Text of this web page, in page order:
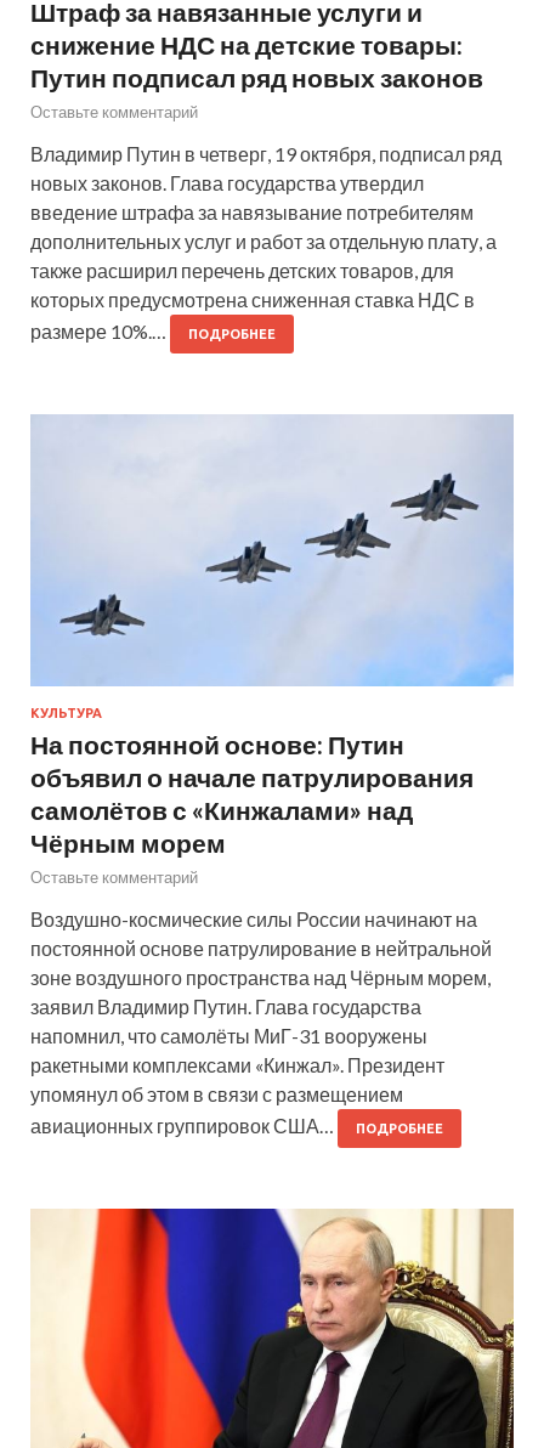
Штраф за навязанные услуги и
снижение НДС на детские товары:
Путин подписал ряд новых законов
Оставьте комментарий
Владимир Путин в четверг, 19 октября, подписал ряд
новых законов. Глава государства утвердил
введение штрафа за навязывание потребителям
дополнительных услуг и работ за отдельную плату, а
также расширил перечень детских товаров, для
которых предусмотрена сниженная ставка НДС в
размере 10%.…
ПОДРОБНЕЕ
КУЛЬТУРА
На постоянной основе: Путин
объявил о начале патрулирования
самолётов с «Кинжалами» над
Чёрным морем
Оставьте комментарий
Воздушно-космические силы России начинают на
постоянной основе патрулирование в нейтральной
зоне воздушного пространства над Чёрным морем,
заявил Владимир Путин. Глава государства
напомнил, что самолёты МиГ-31 вооружены
ракетными комплексами «Кинжал». Президент
упомянул об этом в связи с размещением
авиационных группировок США…
ПОДРОБНЕЕ